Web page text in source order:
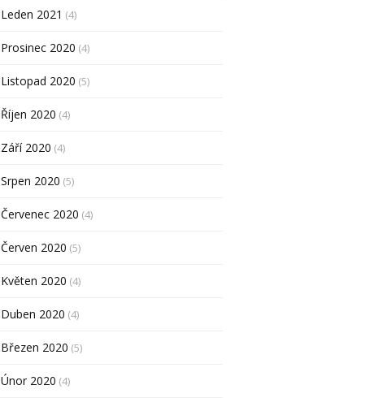
Leden 2021 (4)
Prosinec 2020 (4)
Listopad 2020 (5)
Říjen 2020 (4)
Září 2020 (4)
Srpen 2020 (5)
Červenec 2020 (4)
Červen 2020 (5)
Květen 2020 (4)
Duben 2020 (4)
Březen 2020 (5)
Únor 2020 (4)